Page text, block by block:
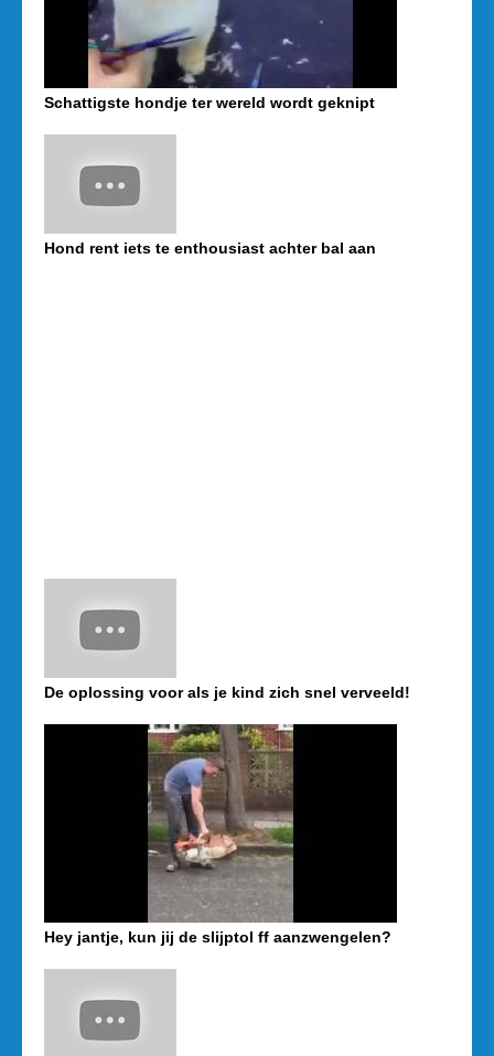
Schattigste hondje ter wereld wordt geknipt
Hond rent iets te enthousiast achter bal aan
De oplossing voor als je kind zich snel verveeld!
Hey jantje, kun jij de slijptol ff aanzwengelen?